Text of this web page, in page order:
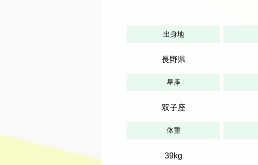
出身地
長野県
星座
双子座
体重
39kg